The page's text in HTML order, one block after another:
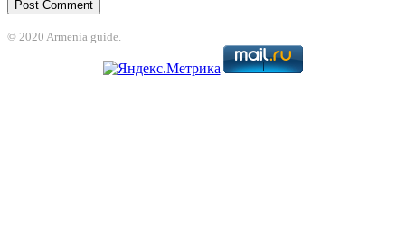
© 2020 Armenia guide.